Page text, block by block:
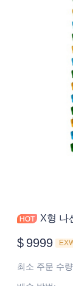
X형 나
$ 9999
최소 주문 수량
자주 묻는